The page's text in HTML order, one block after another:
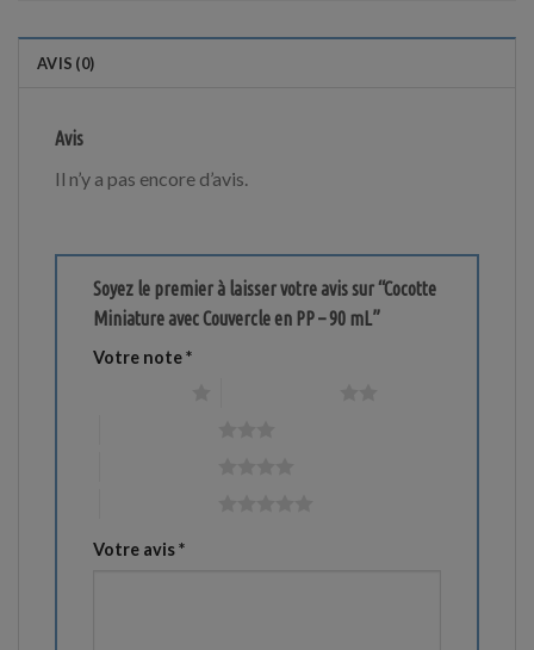
AVIS (0)
Avis
Il n’y a pas encore d’avis.
Soyez le premier à laisser votre avis sur “Cocotte
Miniature avec Couvercle en PP – 90 mL”
Votre note*
Votre avis*